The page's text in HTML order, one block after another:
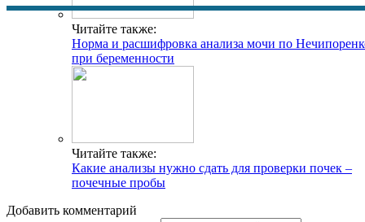
Читайте также:
Норма и расшифровка анализа мочи по
при беременности
Читайте также:
Какие анализы нужно сдать для проверки почек –
почечные пробы
Добавить комментарий